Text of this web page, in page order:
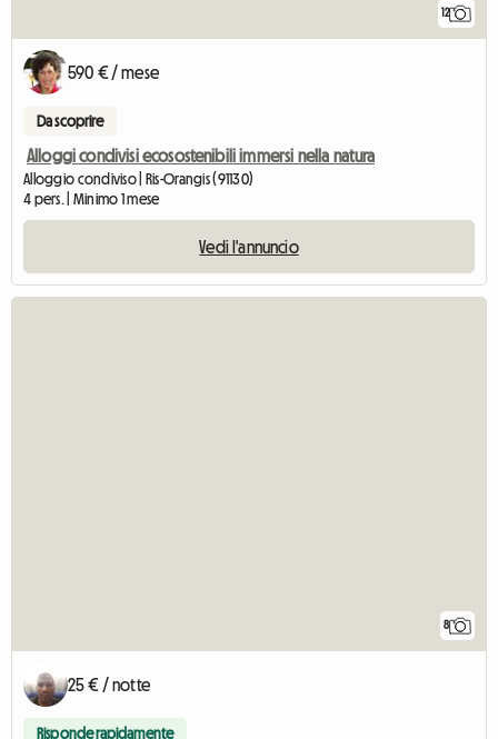
12
590 € / mese
Da scoprire
Alloggi condivisi ecosostenibili immersi nella natura
Alloggio condiviso | Ris-Orangis (91130)
4 pers. | Minimo 1 mese
Vedi l'annuncio
8
25 € / notte
Risponde rapidamente